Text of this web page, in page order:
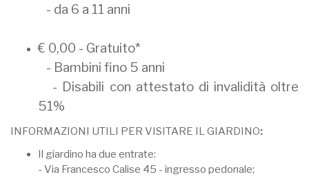
- da 6 a 11 anni
€ 0,00 - Gratuito*
- Bambini fino 5 anni
- Disabili con attestato di invalidità oltre
51%
INFORMAZIONI UTILI PER VISITARE IL GIARDINO:
Il giardino ha due entrate:
- Via Francesco Calise 45 - ingresso pedonale;